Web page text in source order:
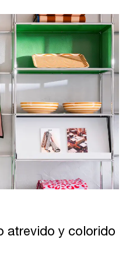
atrevido y colorido